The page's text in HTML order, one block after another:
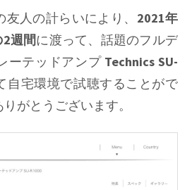
人の計らいにより、 2021年
週間に渡って、話題のフルデ
ーテッドアンプ Technics SU-
自宅環境で試聴することがで
がとうございます。